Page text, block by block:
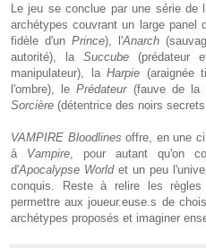
Le jeu se conclue par une série de
archétypes couvrant un large panel
fidèle d'unPrince), l'Anarch
autorité), laSuccube(prédateur
manipulateur), laHarpie (araignée
l'ombre), lePrédateur (fauve de
Sorcière (détentrice des noirs secrets
VAMPIRE Bloodlines offre, en une
à Vampire , pour autant qu'on
d'Apocalypse Worldet un peu
conquis. Reste à relire les
permettre aux joueur.euse.s de
archétypes proposés et imaginer